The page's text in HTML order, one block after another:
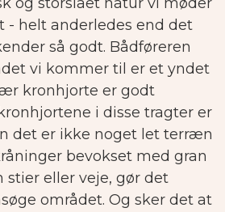
og storslået natur vi møder
- helt anderledes end det
så godt. Bådføreren
vi kommer til er et yndet
kronhjorte er godt
i disse tragter er
det er ikke noget let terræn
bevokset med gran
eller veje, gør det
området. Og sker det at